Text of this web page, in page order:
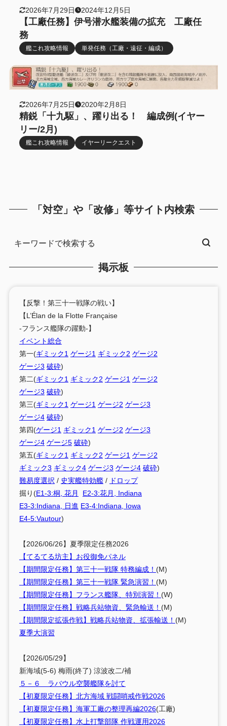
2026年7月29日 2024年12月5日
【工廠任務】伊号潜水艦装備の拡充 工廠任
務
艦これ攻略情報 単発任務（工廠・遠征・編成）
2026年7月25日 2020年2月8日
精鋭「十九駆」、躍り出る！ 編成例(イヤー
リー/2月)
艦これ攻略情報 イヤーリークエスト
「対空」や「改修」等サイト内検索
掲示板
【反撃！第三十一戦隊の戦い】
【L’Élan de la Flotte Française
-フランス艦隊の躍動-】
イベント総合
第一(ギミック1 ゲージ1 ギミック2 ゲージ2
ゲージ3 破砕)
第二(ギミック1 ギミック2 ゲージ1 ゲージ2
ゲージ3 破砕)
第三(ギミック1 ゲージ1 ゲージ2 ゲージ3
ゲージ4 破砕)
第四(ゲージ1 ギミック1 ゲージ2 ゲージ3
ゲージ4 ゲージ5 破砕)
第五(ギミック1 ギミック2 ゲージ1 ゲージ2
ギミック3 ギミック4 ゲージ3 ゲージ4 破砕)
難易度選択 / 史実艦特効艦/ ドロップ
掘り(E1-3:桐, 花月
E2-3:花月, Indiana
E3-3:Indiana, 日進 E3-4:Indiana, Iowa
E4-5:Vautour)
【2026/06/26】夏季限定任務2026
【てるてる坊主】お役御免パネル
【期間限定任務】第三十一戦隊 特務編成！ (M)
【期間限定任務】第三十一戦隊 緊急演習！ (M)
【期間限定任務】フランス艦隊、特別演習！ (W)
【期間限定任務】戦略兵站物資、緊急輸送！ (M)
【期間限定拡張作戦】戦略兵站物資、拡張輸送！ (M)
夏季大演習
【2026/05/29】
新海域(5-6) 梅雨(終了) 涼波改二/補
５－６ ラバウル空襲艦隊を討て
【初夏限定任務】北方海域 戦闘哨戒作戦2026
【初夏限定任務】海軍工廠の整理再編2026(工廠)
【初夏限定任務】水上打撃部隊 作戦運用2026